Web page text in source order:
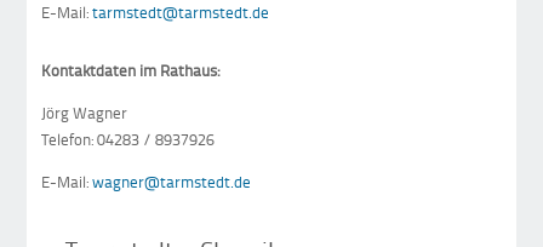
E-Mail:tarmstedt@tarmstedt.de
Kontaktdaten im Rathaus:
Jörg Wagner
Telefon: 04283 / 8937926
E-Mail:wagner@tarmstedt.de